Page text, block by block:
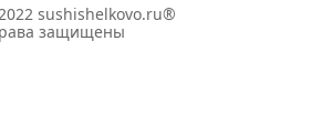
sushishelkovo.ru®
защищены